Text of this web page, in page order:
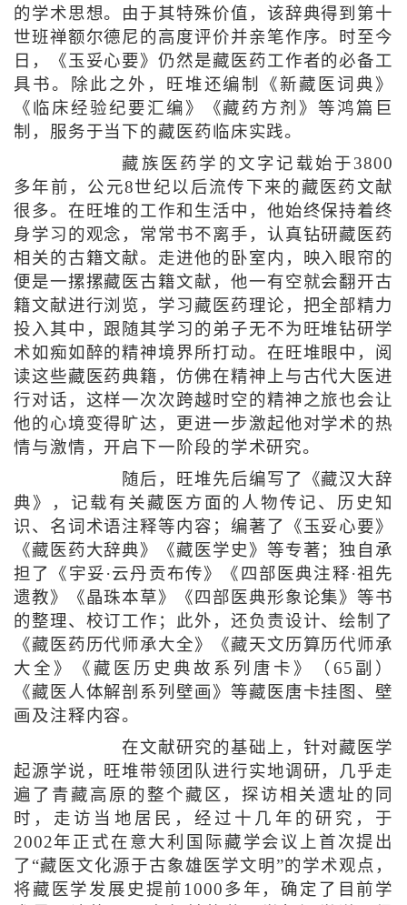
的学术思想。由于其特殊价值，该辞典得到第十
世班禅额尔德尼的高度评价并亲笔作序。时至今
日，《玉妥心要》仍然是藏医药工作者的必备工
具书。除此之外，旺堆还编制《新藏医词典》
《临床经验纪要汇编》《藏药方剂》等鸿篇巨
制，服务于当下的藏医药临床实践。
藏族医药学的文字记载始于3800
多年前，公元8世纪以后流传下来的藏医药文献
很多。在旺堆的工作和生活中，他始终保持着终
身学习的观念，常常书不离手，认真钻研藏医药
相关的古籍文献。走进他的卧室内，映入眼帘的
便是一摞摞藏医古籍文献，他一有空就会翻开古
籍文献进行浏览，学习藏医药理论，把全部精力
投入其中，跟随其学习的弟子无不为旺堆钻研学
术如痴如醉的精神境界所打动。在旺堆眼中，阅
读这些藏医药典籍，仿佛在精神上与古代大医进
行对话，这样一次次跨越时空的精神之旅也会让
他的心境变得旷达，更进一步激起他对学术的热
情与激情，开启下一阶段的学术研究。
随后，旺堆先后编写了《藏汉大辞
典》，记载有关藏医方面的人物传记、历史知
识、名词术语注释等内容；编著了《玉妥心要》
《藏医药大辞典》《藏医学史》等专著；独自承
担了《宇妥·云丹贡布传》《四部医典注释·祖先
遗教》《晶珠本草》《四部医典形象论集》等书
的整理、校订工作；此外，还负责设计、绘制了
《藏医药历代师承大全》《藏天文历算历代师承
大全》《藏医历史典故系列唐卡》（65副）
《藏医人体解剖系列壁画》等藏医唐卡挂图、壁
画及注释内容。
在文献研究的基础上，针对藏医学
起源学说，旺堆带领团队进行实地调研，几乎走
遍了青藏高原的整个藏区，探访相关遗址的同
时，走访当地居民，经过十几年的研究，于
2002年正式在意大利国际藏学会议上首次提出
了“藏医文化源于古象雄医学文明”的学术观点，
将藏医学发展史提前1000多年，确定了目前学